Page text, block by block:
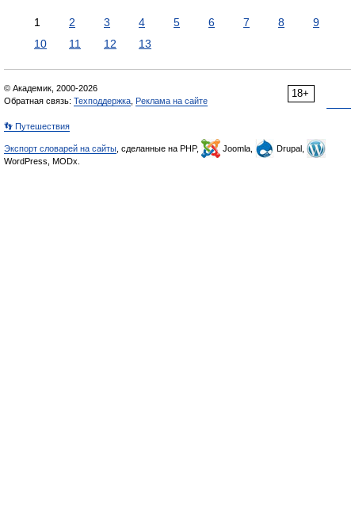
1 2 3 4 5 6 7 8
9
10
11 12 13
18+
© Академик, 2000-2026
Обратная связь: Техподдержка Реклама на сайте
👣 Путешествия
Экспорт словарей на сайты , сделанные на PHP, Joomla,
Drupal,
WordPress, MODx.